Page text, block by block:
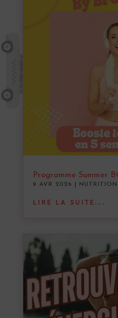
Programme Summer
9 AVR 2026
LIRE LA SUITE...